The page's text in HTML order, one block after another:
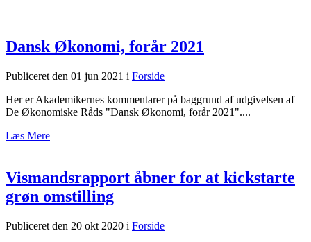
Dansk Økonomi, forår 2021
Publiceret den 01 jun 2021 i Forside
Her er Akademikernes kommentarer på baggrund af udgivelsen af
De Økonomiske Råds "Dansk Økonomi, forår 2021"....
Læs Mere
Vismandsrapport åbner for at kickstarte
grøn omstilling
Publiceret den 20 okt 2020 i Forside